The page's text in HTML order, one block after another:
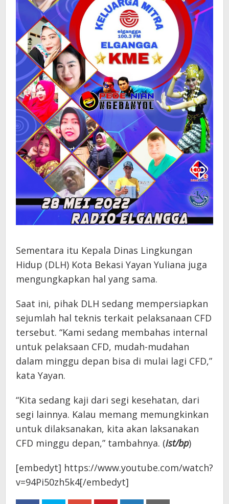
Sementara itu Kepala Dinas Lingkungan
Hidup (DLH) Kota Bekasi Yayan Yuliana juga
mengungkapkan hal yang sama.
Saat ini, pihak DLH sedang mempersiapkan
sejumlah hal teknis terkait pelaksanaan CFD
tersebut. “Kami sedang membahas internal
untuk pelaksaan CFD, mudah-mudahan
dalam minggu depan bisa di mulai lagi CFD,”
kata Yayan.
“Kita sedang kaji dari segi kesehatan, dari
segi lainnya. Kalau memang memungkinkan
untuk dilaksanakan, kita akan laksanakan
CFD minggu depan,” tambahnya. (ist/bp)
[embedyt] https://www.youtube.com/watch?
v=94Pi50zh5k4[/embedyt]